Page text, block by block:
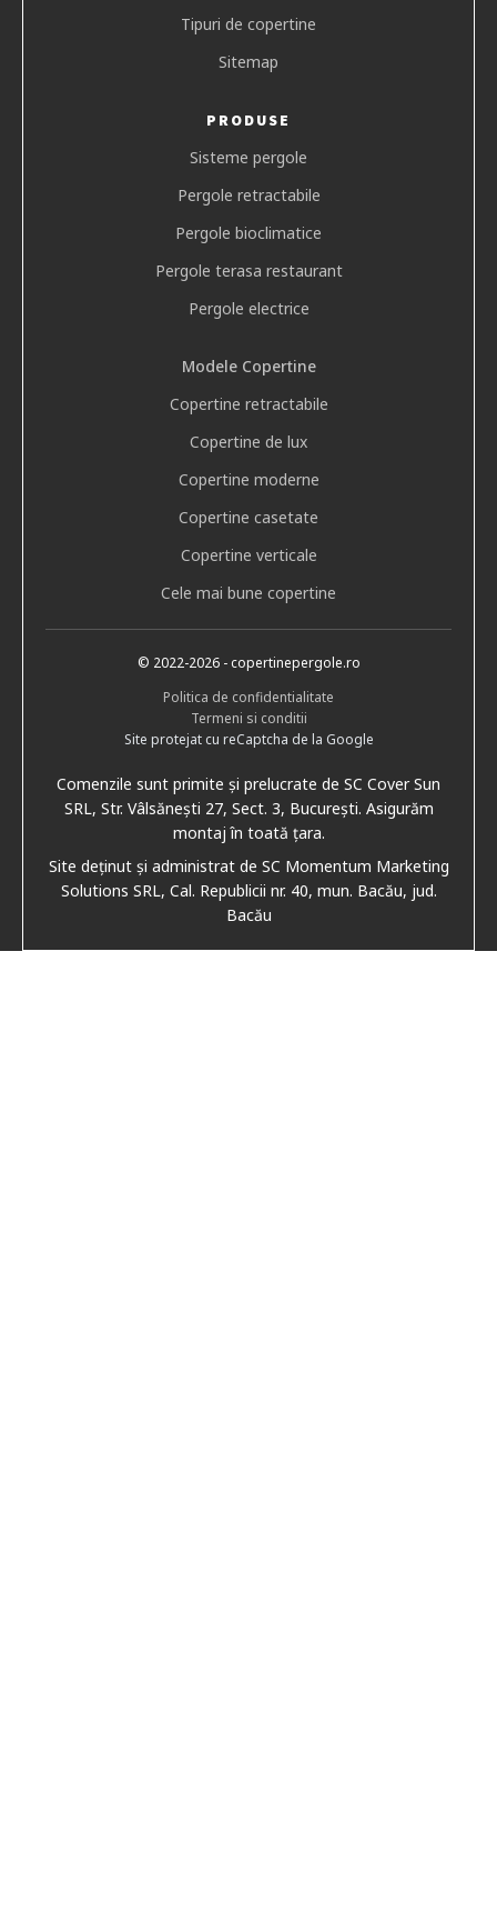
Tipuri de copertine
Sitemap
PRODUSE
Sisteme pergole
Pergole retractabile
Pergole bioclimatice
Pergole terasa restaurant
Pergole electrice
Modele Copertine
Copertine retractabile
Copertine de lux
Copertine moderne
Copertine casetate
Copertine verticale
Cele mai bune copertine
© 2022-2026- copertinepergole.ro
Politica de confidentialitate
Termeni si conditii
Site protejat cu reCaptcha de la Google
Comenzile sunt primite și prelucrate de SC Cover Sun
SRL, Str. Vâlsănești 27, Sect. 3, București. Asigurăm
montaj în toată țara.
Site deținut și administrat de SC Momentum Marketing
Solutions SRL, Cal. Republicii nr. 40, mun. Bacău, jud.
Bacău